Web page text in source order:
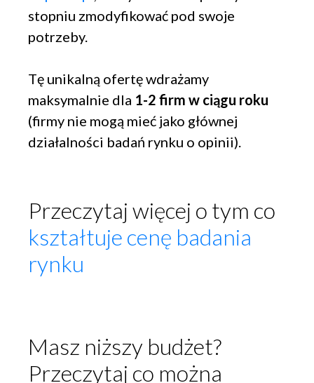
stopniu zmodyfikować pod swoje
potrzeby.
Tę unikalną ofertę wdrażamy
maksymalnie dla 1-2 firm w ciągu roku
(firmy nie mogą mieć jako głównej
działalności badań rynku o opinii).
Przeczytaj więcej o tym co
kształtuje cenę badania
rynku
Masz niższy budżet?
Przeczytaj co można